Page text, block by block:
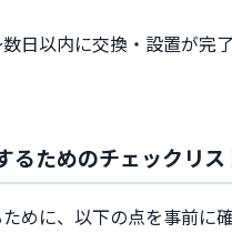
日以内に交換・設置が完
るためのチェックリス
めに、以下の点を事前に